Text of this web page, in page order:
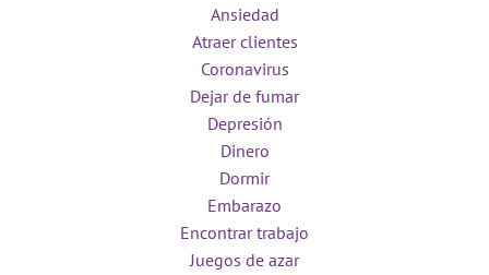
Ansiedad
Atraer clientes
Coronavirus
Dejar de fumar
Depresión
Dinero
Dormir
Embarazo
Encontrar trabajo
Juegos de azar